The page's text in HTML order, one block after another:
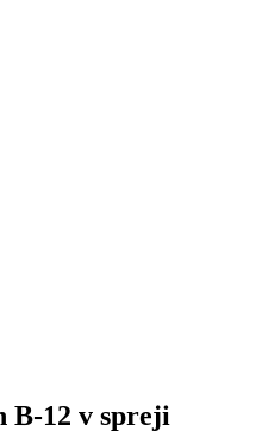
B-12 v spreji